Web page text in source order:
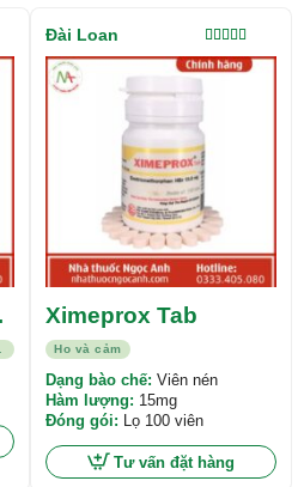
Ho và cảm
Ximeprox Tab
Được xếp
hạng5.00
Dạng bào chế: Viên nén
Hàm lượng: 15mg
Đóng gói: Lọ 100 viên
Tư vấn đặt hàng
Đài Loan